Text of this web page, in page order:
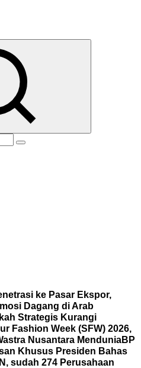
ke Pasar Ekspor,
Dagang di Arab
Strategis Kurangi
Fashion Week (SFW) 2026,
Nusantara MenduniaBP
Khusus Presiden Bahas
sudah 274 Perusahaan